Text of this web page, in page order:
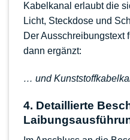
Kabelkanal erlaubt die
Licht, Steckdose und
Der Ausschreibungstext
dann ergänzt:
… und
4. Detaillierte